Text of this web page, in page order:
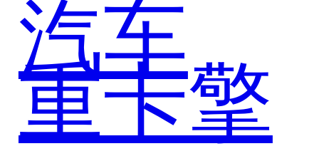
汽车
重卡擎